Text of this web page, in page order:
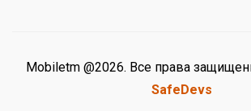
Mobiletm @2026. Все права
SafeDevs